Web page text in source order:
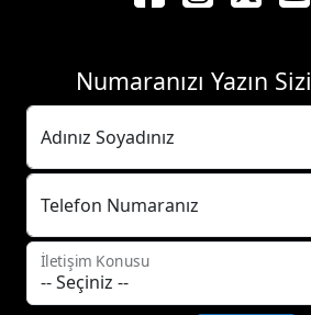
Numaranızı Yazın
Adınız Soyadınız
Telefon Numaranız
İletişim Konusu